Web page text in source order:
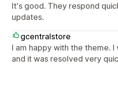
It's good. They respond
updates.
gcentralstore
I am happy with the theme.
and it was resolved very